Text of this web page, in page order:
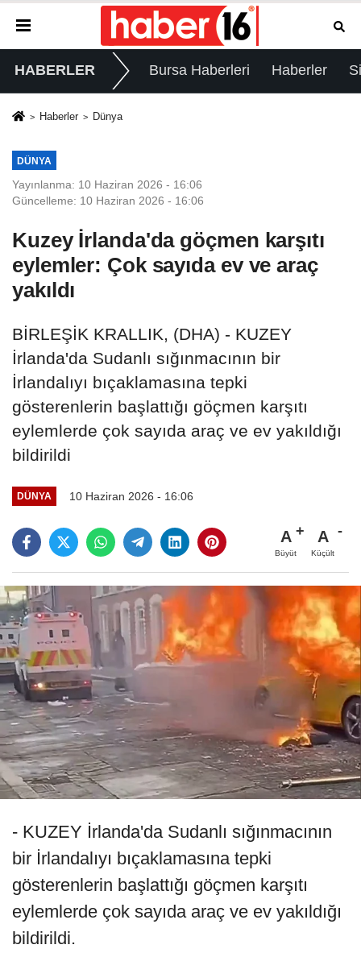
HABERLER Bursa Haberleri Haberler
Haberler Dünya
DÜNYA
Yayınlanma: 10 Haziran 2026 - 16:06
Güncelleme: 10 Haziran 2026 - 16:06
Kuzey İrlanda'da göçmen karşıtı
eylemler: Çok sayıda ev ve araç
yakıldı
BİRLEŞİK KRALLIK, (DHA) - KUZEY
İrlanda'da Sudanlı sığınmacının bir
İrlandalıyı bıçaklamasına tepki
gösterenlerin başlattığı göçmen karşıtı
eylemlerde çok sayıda araç ve ev yakıldığı
bildirildi
DÜNYA 10 Haziran 2026 - 16:06
A
Büyüt
A
Küçült
- KUZEY İrlanda'da Sudanlı sığınmacının
bir İrlandalıyı bıçaklamasına tepki
gösterenlerin başlattığı göçmen karşıtı
eylemlerde çok sayıda araç ve ev yakıldığı
bildirildi.